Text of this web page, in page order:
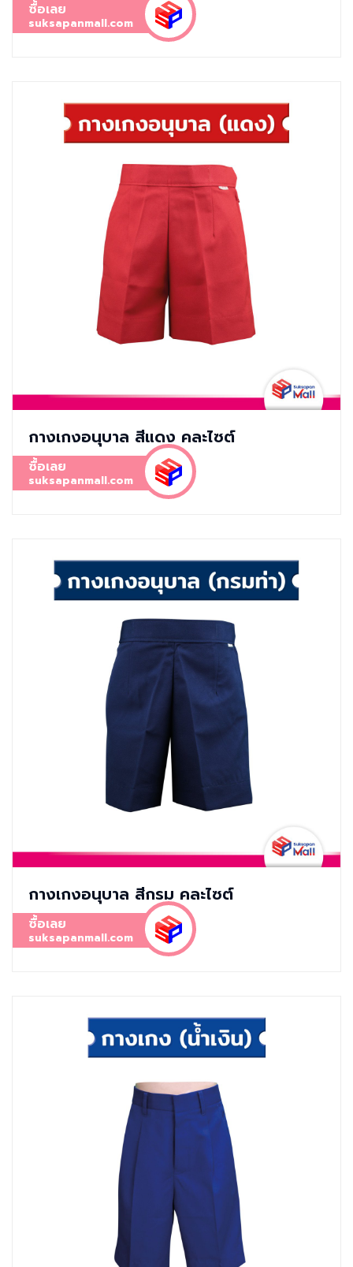
ซื้อเลย
suksapanmall.com
กางเกงอนุบาล สีแดง คละไซต์
ซื้อเลย
suksapanmall.com
กางเกงอนุบาล สีกรม คละไซต์
ซื้อเลย
suksapanmall.com